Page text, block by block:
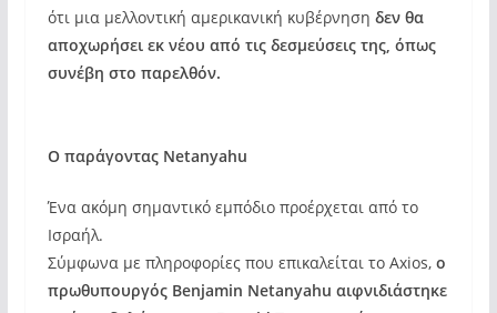
ότι μια μελλοντική αμερικανική κυβέρνηση δεν θα
αποχωρήσει εκ νέου από τις δεσμεύσεις της, όπως
συνέβη στο παρελθόν.
Ο παράγοντας Netanyahu
Ένα ακόμη σημαντικό εμπόδιο προέρχεται από το
Ισραήλ.
Σύμφωνα με πληροφορίες που επικαλείται το Axios, ο
πρωθυπουργός Benjamin Netanyahu αιφνιδιάστηκε